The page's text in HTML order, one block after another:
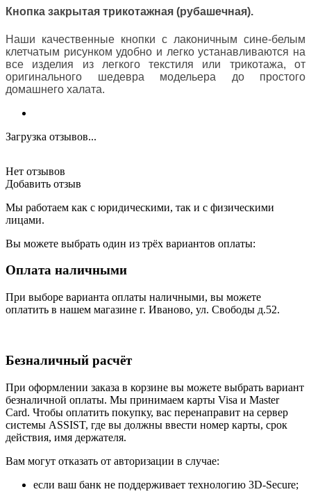
Кнопка закрытая трикотажная (рубашечная).
Наши качественные кнопки с лаконичным сине-белым
клетчатым рисункомудобно и легко устанавливаются на
все изделия из легкого текстиля или трикотажа, от
оригинального шедевра модельера до простого
домашнего халата.
Загрузка отзывов...
Нет отзывов
Добавить отзыв
Мы работаем как с юридическими, так и с физическими
лицами.
Вы можете выбрать один из трёх вариантов оплаты:
Оплата наличными
При выборе варианта оплаты наличными, вы можете
оплатить в нашем магазине г. Иваново, ул. Свободы д.52.
Безналичный расчёт
При оформлении заказа в корзине вы можете выбрать вариант
безналичной оплаты. Мы принимаем карты Visa и Master
Card. Чтобы оплатить покупку, вас перенаправит на сервер
системы ASSIST, где вы должны ввести номер карты, срок
действия, имя держателя.
Вам могут отказать от авторизации в случае:
если ваш банк не поддерживает технологию 3D-Secure;